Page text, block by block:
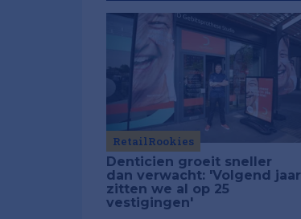
RetailRookies
Denticien groeit sneller
dan verwacht: 'Volgend jaar
zitten we al op 25
vestigingen'